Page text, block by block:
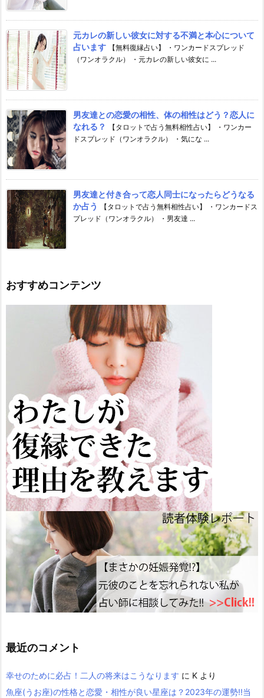
元カレの新しい彼女に対する不満と本心について
占います
【無料復縁占い】 ・ワンカードスプレッド
（ワンオラクル） ・元カレの新しい彼女に ...
男友達との恋愛の相性、体の相性はどう？恋人に
なれる？
【タロットで占う無料相性占い】 ・ワンカー
ドスプレッド（ワンオラクル） ・気にな ...
男友達と付き合って恋人同士になったらどうなる
か占う
【タロットで占う無料相性占い】 ・ワンカードス
プレッド（ワンオラクル） ・男友達 ...
おすすめコンテンツ
最近のコメント
幸せのために必占！二人の将来はこうなります に K より
魚座(うお座)の性格と恋愛・相性が良い星座は？2023年の運勢!!当